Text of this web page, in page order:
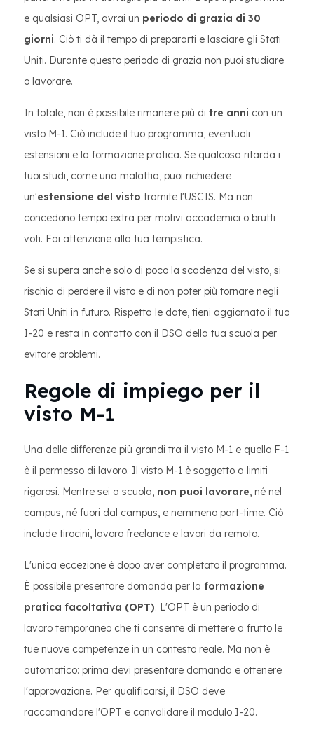
e qualsiasi OPT, avrai un periodo di grazia di 30
giorni. Ciò ti dà il tempo di prepararti e lasciare gli Stati
Uniti. Durante questo periodo di grazia non puoi studiare
o lavorare.
In totale, non è possibile rimanere più di tre anni con un
visto M-1. Ciò include il tuo programma, eventuali
estensioni e la formazione pratica. Se qualcosa ritarda i
tuoi studi, come una malattia, puoi richiedere
un'estensione del visto tramite l'USCIS. Ma non
concedono tempo extra per motivi accademici o brutti
voti. Fai attenzione alla tua tempistica.
Se si supera anche solo di poco la scadenza del visto, si
rischia di perdere il visto e di non poter più tornare negli
Stati Uniti in futuro. Rispetta le date, tieni aggiornato il tuo
I-20 e resta in contatto con il DSO della tua scuola per
evitare problemi.
Regole di impiego per il
visto M-1
Una delle differenze più grandi tra il visto M-1 e quello F-1
è il permesso di lavoro. Il visto M-1 è soggetto a limiti
rigorosi. Mentre sei a scuola, non puoi lavorare, né nel
campus, né fuori dal campus, e nemmeno part-time. Ciò
include tirocini, lavoro freelance e lavori da remoto.
L'unica eccezione è dopo aver completato il programma.
È possibile presentare domanda per la formazione
pratica facoltativa (OPT). L'OPT è un periodo di
lavoro temporaneo che ti consente di mettere a frutto le
tue nuove competenze in un contesto reale. Ma non è
automatico: prima devi presentare domanda e ottenere
l'approvazione. Per qualificarsi, il DSO deve
raccomandare l'OPT e convalidare il modulo I-20.